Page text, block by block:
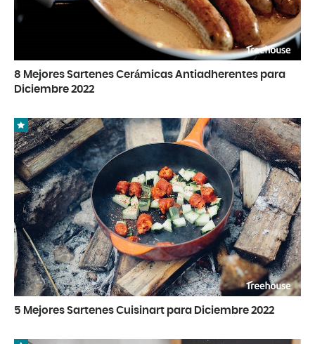
8 Mejores Sartenes Cerámicas Antiadherentes para
Diciembre 2022
5 Mejores Sartenes Cuisinart para Diciembre 2022